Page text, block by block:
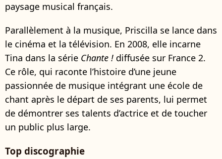
paysage musical français.
Parallèlement à la musique, Priscilla se lance dans
le cinéma et la télévision. En 2008, elle incarne
Tina dans la série Chante ! diffusée sur France 2.
Ce rôle, qui raconte l’histoire d’une jeune
passionnée de musique intégrant une école de
chant après le départ de ses parents, lui permet
de démontrer ses talents d’actrice et de toucher
un public plus large.
Top discographie